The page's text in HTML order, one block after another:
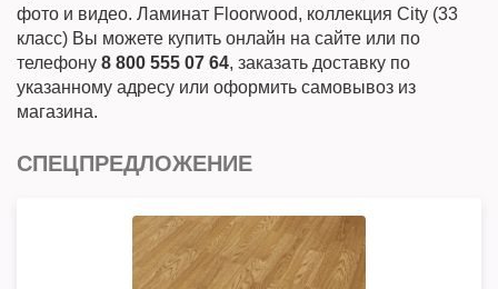
фото и видео. Ламинат Floorwood, коллекция City (33
класс) Вы можете купить онлайн на сайте или по
телефону 8 800 555 07 64, заказать доставку по
указанному адресу или оформить самовывоз из
магазина.
СПЕЦПРЕДЛОЖЕНИЕ